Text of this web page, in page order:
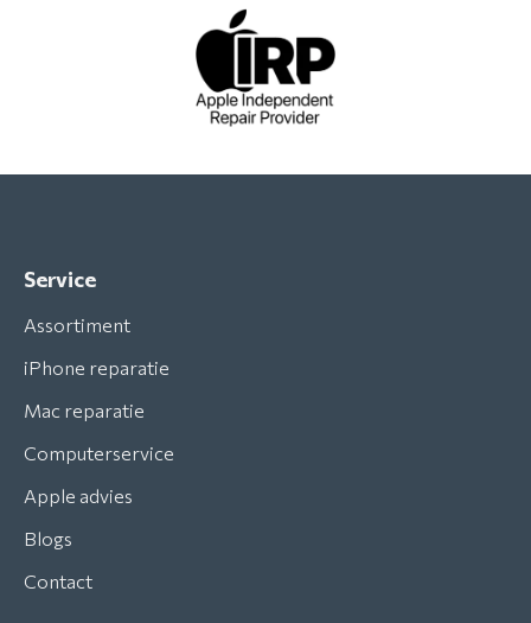
Service
Assortiment
iPhone reparatie
Mac reparatie
Computerservice
Apple advies
Blogs
Contact